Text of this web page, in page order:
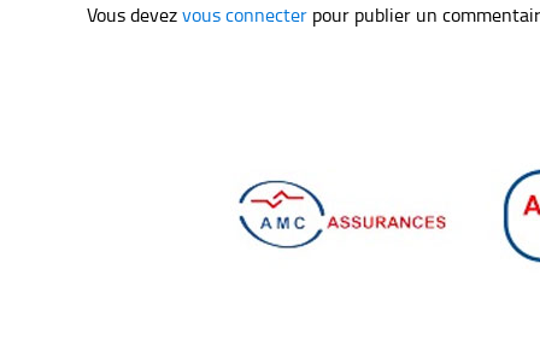
Vous devezvous connecter pour publier un